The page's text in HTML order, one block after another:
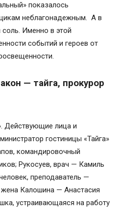
показалось
неблагонадежным. А в
Именно в этой
событий и героев от
— тайга, прокурор
Действующие лица и
гостиницы «Тайга»
командировочный
Рукосуев, врач — Камиль
преподаватель —
жена Калошина — Анастасия
устраивающаяся на работу